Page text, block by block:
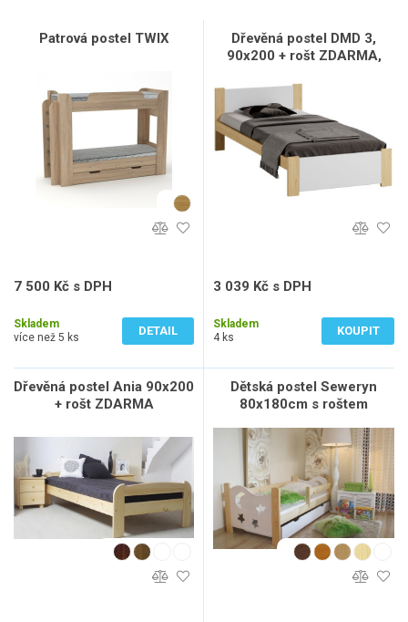
Patrová postel TWIX
7 500 Kč s DPH
Skladem
více než 5 ks
DETAIL
Dřevěná postel DMD 3,
90x200 + rošt ZDARMA,
3 039 Kč s DPH
Skladem
4 ks
KOUPIT
Dřevěná postel Ania 90x200
+ rošt ZDARMA
Dětská postel Seweryn
80x180cm s roštem